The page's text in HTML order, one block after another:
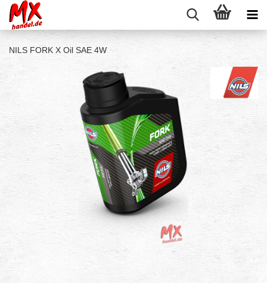
NILS FORK X Oil SAE 4W